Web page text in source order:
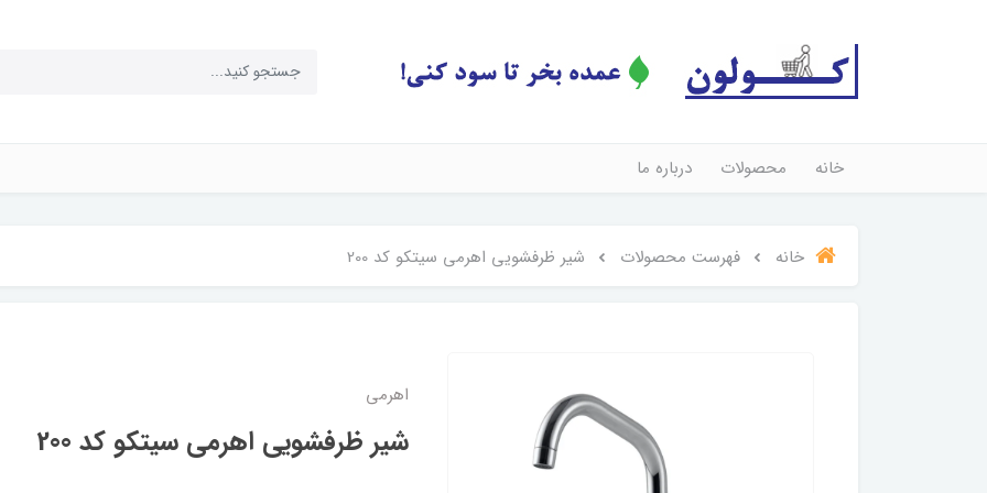
خانه محصولات درباره ما
خانه فهرست محصولات شیر ظرفشویی اهرمی سیتکو کد 200
اهرمی
شیر ظرفشویی اهرمی سیتکو کد 200